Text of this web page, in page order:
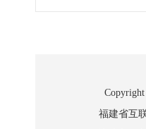
福建省互